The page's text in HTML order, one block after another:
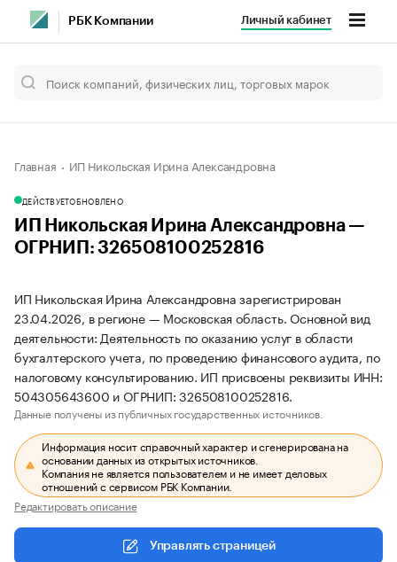
РБК Компании Личный кабинет
Главная ИП Никольская Ирина Александровна
ДЕЙСТВУЕТОБНОВЛЕНО
ИП Никольская Ирина Александровна —
ОГРНИП: 326508100252816
ИП Никольская Ирина Александровна зарегистрирован
23.04.2026, в регионе — Московская область. Основной вид
деятельности: Деятельность по оказанию услуг в области
бухгалтерского учета, по проведению финансового аудита, по
налоговому консультированию. ИП присвоены реквизиты ИНН:
504305643600 и ОГРНИП: 326508100252816.
Данные получены из публичных государственных источников.
Информация носит справочный характер и сгенерирована на
основании данных из открытых источников.
Компания не является пользователем и не имеет деловых
отношений с сервисом РБК Компании.
Редактировать описание
Управлять страницей